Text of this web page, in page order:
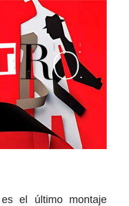
es el último montaje